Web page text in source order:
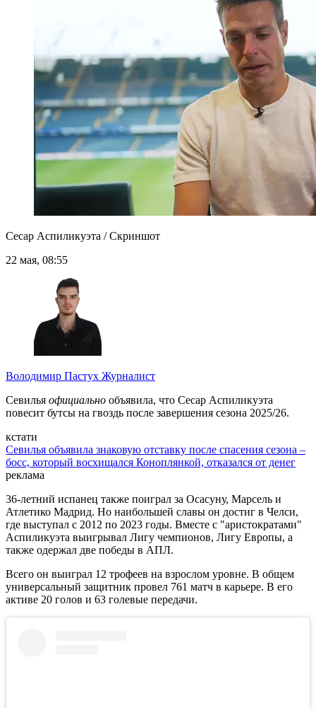
Сесар Аспиликуэта / Скриншот
22 мая, 08:55
Володимир Пастух Журналист
Севилья официально объявила, что Сесар Аспиликуэта
повесит бутсы на гвоздь после завершения сезона 2025/26.
кстати
Севилья объявила знаковую отставку после спасения сезона –
босс, который восхищался Коноплянкой, отказался от денег
реклама
36-летний испанец также поиграл за Осасуну, Марсель и
Атлетико Мадрид. Но наибольшей славы он достиг в Челси,
где выступал с 2012 по 2023 годы. Вместе с "аристократами"
Аспиликуэта выигрывал Лигу чемпионов, Лигу Европы, а
также одержал две победы в АПЛ.
Всего он выиграл 12 трофеев на взрослом уровне. В общем
универсальный защитник провел 761 матч в карьере. В его
активе 20 голов и 63 голевые передачи.